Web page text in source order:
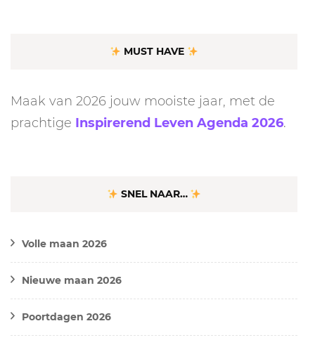
MUST HAVE
Maak van 2026 jouw mooiste jaar, met de
prachtige Inspirerend Leven Agenda 2026.
SNEL NAAR…
Volle maan 2026
Nieuwe maan 2026
Poortdagen 2026